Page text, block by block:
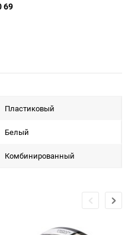
69
Пластиковый
Белый
Комбинированный